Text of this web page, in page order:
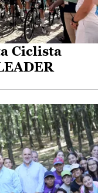
Ciclista